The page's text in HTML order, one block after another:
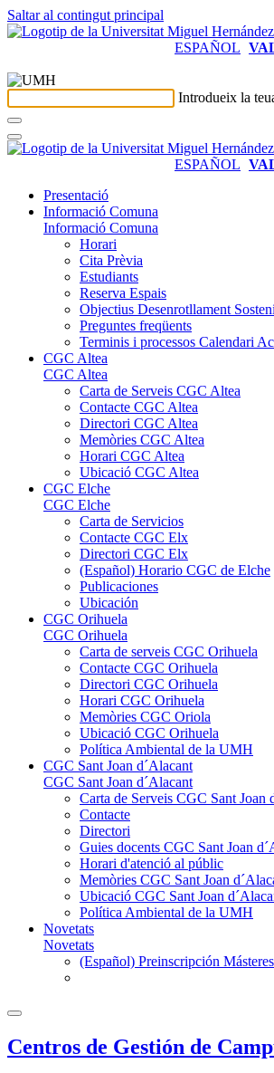
Saltar al contingut principal
ESPAÑOL
Introdueix la
ESPAÑOL
Presentació
Informació Comuna
Informació Comuna
Horari
Cita Prèvia
Estudiants
Reserva Espais
Objectius Desenrotllament
Preguntes freqüents
Terminis i processos Calendari
CGC Altea
CGC Altea
Carta de Serveis CGC Altea
Contacte CGC Altea
Directori CGC Altea
Memòries CGC Altea
Horari CGC Altea
Ubicació CGC Altea
CGC Elche
CGC Elche
Carta de Servicios
Contacte CGC Elx
Directori CGC Elx
(Español) Horario CGC de Elche
Publicaciones
Ubicación
CGC Orihuela
CGC Orihuela
Carta de serveis CGC Orihuela
Contacte CGC Orihuela
Directori CGC Orihuela
Horari CGC Orihuela
Memòries CGC Oriola
Ubicació CGC Orihuela
Política Ambiental de la UMH
CGC Sant Joan d´Alacant
CGC Sant Joan d´Alacant
Carta de Serveis CGC Sant Joan
Contacte
Directori
Guies docents CGC Sant Joan
Horari d'atenció al públic
Memòries CGC Sant Joan
Ubicació CGC Sant Joan
Política Ambiental de la UMH
Novetats
Novetats
(Español) Preinscripción
Centros de Gestión de